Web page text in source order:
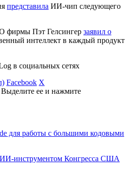
представила ИИ-чип следующего
фирмы Пэт Гелсингер заявил о
интеллект в каждый продукт
в социальных сетях
Facebook X
ее и нажмите
для работы с большими кодовыми
инструментом Конгресса США